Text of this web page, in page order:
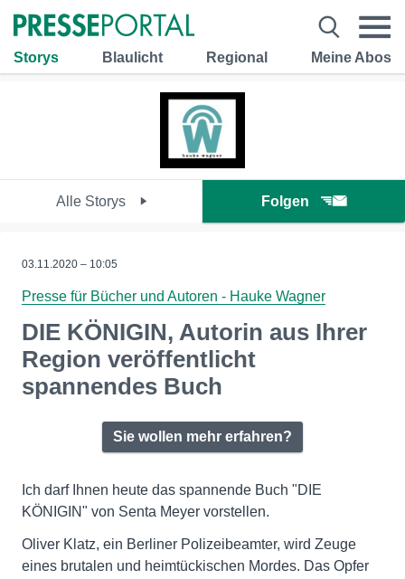
Storys Blaulicht Regional Meine Abos
Alle Storys Folgen
03.11.2020 – 10:05
Presse für Bücher und Autoren - Hauke Wagner
DIE KÖNIGIN, Autorin aus Ihrer
Region veröffentlicht
spannendes Buch
Sie wollen mehr erfahren?
Ich darf Ihnen heute das spannende Buch "DIE
KÖNIGIN" von Senta Meyer vorstellen.
Oliver Klatz, ein Berliner Polizeibeamter, wird Zeuge
eines brutalen und heimtückischen Mordes. Das Opfer